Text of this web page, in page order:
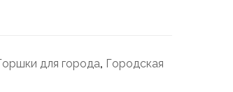
для города, Городская